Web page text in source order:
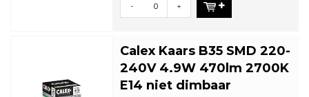
- +
Calex Kaars B35 SMD 220-
240V 4.9W 470lm 2700K
E14 niet dimbaar